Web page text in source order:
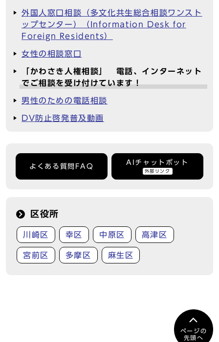
外国人窓口相談（多文化共生総合相談ワンスト
ップセンター）（Information Desk for
Foreign Residents）
女性の相談窓口
「かわさき人権相談」 電話、インターネット
でご相談を受け付けています！
男性のための電話相談
DV防止啓発普及動画
よくある質問FAQ
AIチャットボット
外部リンク
区役所
川崎区 幸区 中原区 高津区
宮前区 多摩区 麻生区
ページの
先頭へ